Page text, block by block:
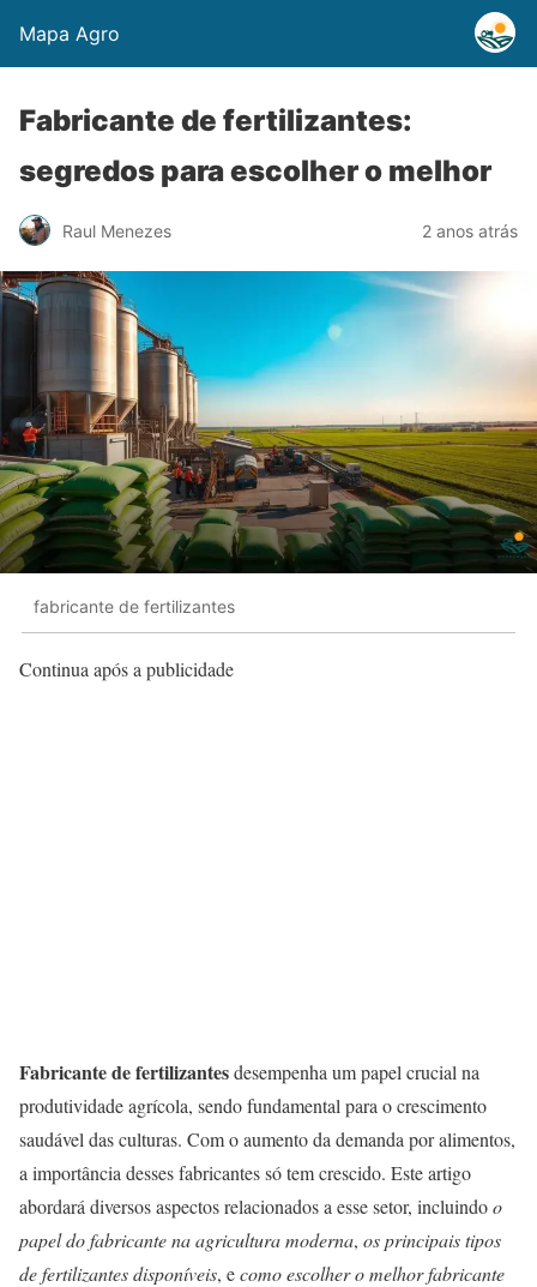
Mapa Agro
Fabricante de fertilizantes:
segredos para escolher o melhor
Raul Menezes 2 anos atrás
fabricante de fertilizantes
Continua após a publicidade
Fabricante de fertilizantesdesempenha um papel crucial na
produtividade agrícola, sendo fundamental para o crescimento
saudável das culturas. Com o aumento da demanda por alimentos,
a importância desses fabricantes só tem crescido. Este artigo
abordará diversos aspectos relacionados a esse setor, incluindoo
papel do fabricante na agricultura moderna, os principais tipos
de fertilizantes disponíveis, ecomo escolher o melhor fabricante